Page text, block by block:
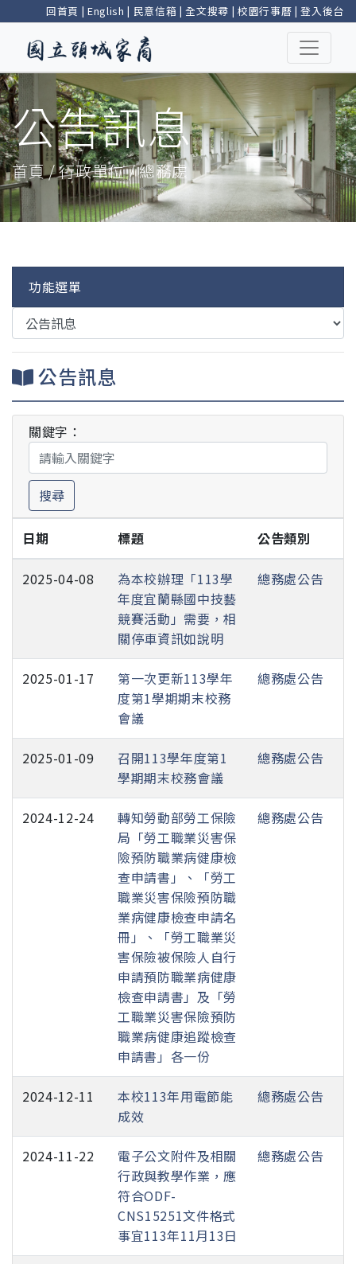
回首頁 | English | 民意信箱 |全文搜尋 | 校園行事曆 |登入後台
公告訊息
首頁 / 行政單位 / 總務處
功能選單
公告訊息
關鍵字：
搜尋
日期 標題 公告類別
2025-04-08
為本校辦理「113學
年度宜蘭縣國中技藝
競賽活動」需要，相
關停車資訊如說明
總務處公告
2025-01-17
第一次更新113學年
度第1學期期末校務
會議
總務處公告
2025-01-09
召開113學年度第1
學期期末校務會議
總務處公告
2024-12-24
轉知勞動部勞工保險
局「勞工職業災害保
險預防職業病健康檢
查申請書」、「勞工
職業災害保險預防職
業病健康檢查申請名
冊」、「勞工職業災
害保險被保險人自行
申請預防職業病健康
檢查申請書」及「勞
工職業災害保險預防
職業病健康追蹤檢查
申請書」各一份
總務處公告
2024-12-11
本校113年用電節能
成效
總務處公告
2024-11-22
電子公文附件及相關
行政與教學作業，應
符合ODF-
CNS15251文件格式
事宜113年11月13日
總務處公告